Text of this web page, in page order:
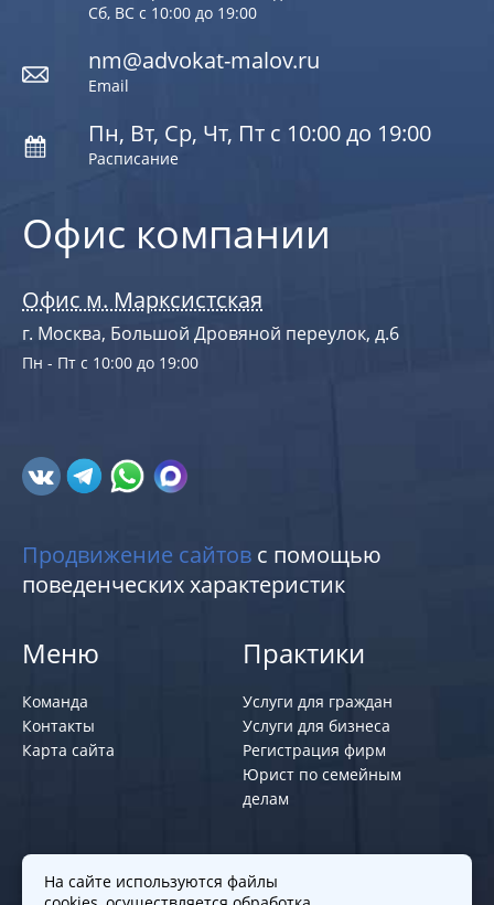
Офис компании
Офис м. Марксистская
г. Москва, Большой Дровяной переулок, д.6
Пн - Пт с 10:00 до 19:00
Сб, ВС с 10:00 до 19:00
nm@advokat-malov.ru
Email
Пн, Вт, Ср, Чт, Пт с 10:00 до 19:00
Расписание
Продвижение сайтов с помощью
поведенческих характеристик
Меню
Команда
Контакты
Карта сайта
Практики
Услуги для граждан
Услуги для бизнеса
Регистрация фирм
Юрист по семейным
делам
Политики и правила
На сайте используются файлы